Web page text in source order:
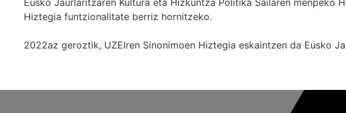
Eusko Jaurlaritzaren Kultura eta Hizkuntza Politika Sailaren menpeko
Hiztegia funtzionalitate berriz hornitzeko.
2022az geroztik, UZEIren Sinonimoen Hiztegia eskaintzen da Eusko